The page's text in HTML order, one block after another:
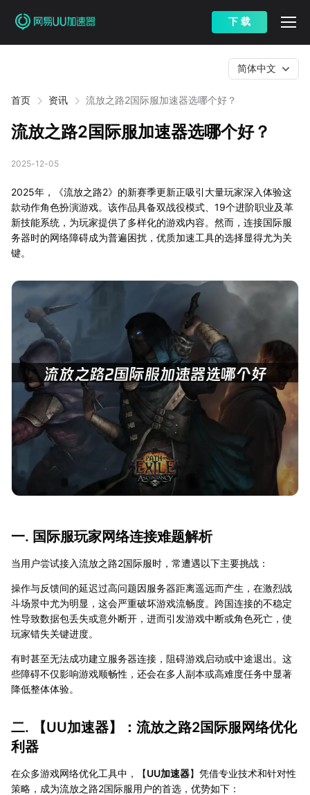
下 载
首页 资讯 流放之路2国际服加速器选哪个好？
简体中文
流放之路2国际服加速器选哪个好？
2025-12-05
2025年，《流放之路2》的新赛季更新正吸引大量玩家深入体验这
款动作角色扮演游戏。该作品具备双战役模式、19个进阶职业及革
新技能系统，为玩家提供了多样化的游戏内容。然而，连接国际服
务器时的网络障碍成为普遍困扰，优质加速工具的选择显得尤为关
键。
一. 国际服玩家网络连接难题解析
当用户尝试接入流放之路2国际服时，常遭遇以下主要挑战：
操作与反馈间的延迟过高问题因服务器距离遥远而产生，在激烈战
斗场景中尤为明显，这会严重破坏游戏流畅度。跨国连接的不稳定
性导致数据包丢失或意外断开，进而引发游戏中断或角色死亡，使
玩家错失关键进度。
有时甚至无法成功建立服务器连接，阻碍游戏启动或中途退出。这
些障碍不仅影响游戏顺畅性，还会在多人副本或高难度任务中显著
降低整体体验。
二. 【UU加速器】：流放之路2国际服网络优化
利器
在众多游戏网络优化工具中，【UU加速器】凭借专业技术和针对性
策略，成为流放之路2国际服用户的首选，优势如下：